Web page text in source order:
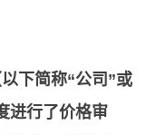
下简称“公司”或
进行了价格审